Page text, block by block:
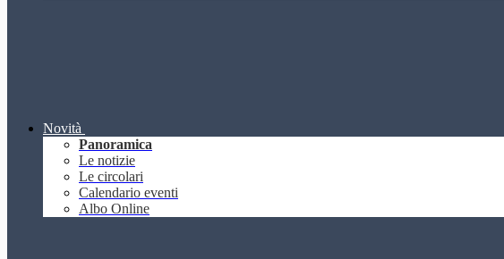
Novità
Panoramica
Le notizie
Le circolari
Calendario eventi
Albo Online